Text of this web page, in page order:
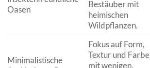
Oasen
Bestäuber mit
heimischen
Wildpflanzen.
Minimalistische
Fokus auf Form,
Textur und Farbe
mit wenigen,